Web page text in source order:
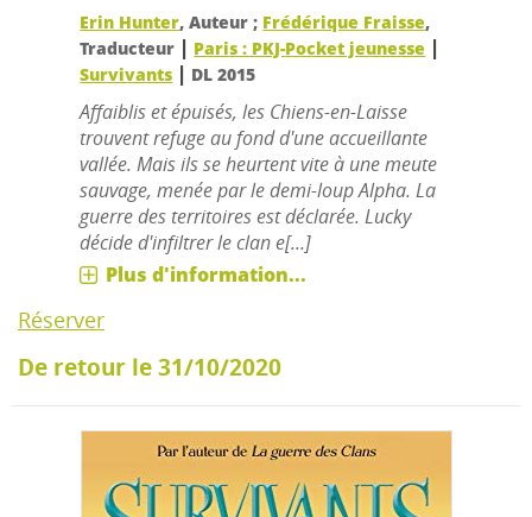
Erin Hunter, Auteur ; Frédérique Fraisse,
Traducteur | Paris : PKJ-Pocket jeunesse |
Survivants | DL 2015
Affaiblis et épuisés, les Chiens-en-Laisse
trouvent refuge au fond d'une accueillante
vallée. Mais ils se heurtent vite à une meute
sauvage, menée par le demi-loup Alpha. La
guerre des territoires est déclarée. Lucky
décide d'infiltrer le clan e[...]
Plus d'information...
Réserver
De retour le 31/10/2020